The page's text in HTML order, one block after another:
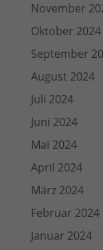
November
Oktober 2024
September
August 2024
Juli 2024
Juni 2024
Mai 2024
April 2024
März 2024
Februar 2024
Januar 2024